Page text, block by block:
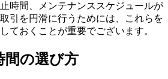
時間、メンテナンススケジュールが
引を円滑に行うためには、これらを
ておくことが重要でございます。
間の選び方